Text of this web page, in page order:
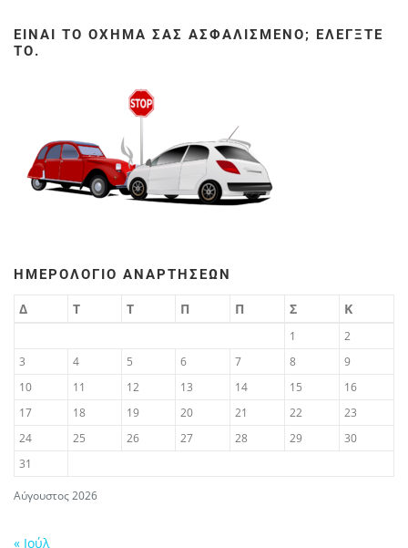
ΕΊΝΑΙ ΤΟ ΌΧΗΜΆ ΣΑΣ ΑΣΦΑΛΙΣΜΈΝΟ; ΕΛΈΓΞΤΕ
ΤΟ.
ΗΜΕΡΟΛΌΓΙΟ ΑΝΑΡΤΉΣΕΩΝ
Αύγουστος 2026
Δ Τ Τ Π Π Σ Κ
1
2
3
4 5 6 7 8
9
10
11 12 13 14 15
16
17
18 19 20 21 22
23
24
25 26 27 28 29
30
31
« Ιούλ